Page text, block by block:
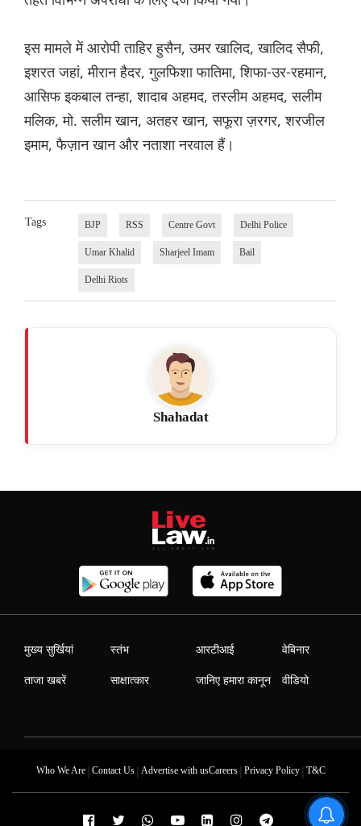
इस मामले में आरोपी ताहिर हुसैन, उमर खालिद, खालिद सैफी,
इशरत जहां, मीरान हैदर, गुलफिशा फातिमा, शिफा-उर-रहमान,
आसिफ इकबाल तन्हा, शादाब अहमद, तस्लीम अहमद, सलीम
मलिक, मो. सलीम खान, अतहर खान, सफूरा ज़रगर, शरजील
इमाम, फैज़ान खान और नताशा नरवाल हैं।
Tags BJP RSS Centre Govt Delhi Police
Umar Khalid Sharjeel Imam Bail
Delhi Riots
Shahadat
मुख्य सुर्खियां
ताजा खबरें
स्तंभ
साक्षात्कार
आरटीआई
जानिए हमारा कानून
वेबिनार
वीडियो
Who We Are| Contact Us| Advertise with usCareers| Privacy Policy| T&C